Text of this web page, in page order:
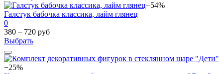
−54%
Галстук бабочка классика, лайм глянец
0
380 – 720 руб
Выбрать
−25%